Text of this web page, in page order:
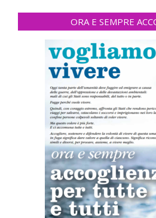
ORA E SEMPRE